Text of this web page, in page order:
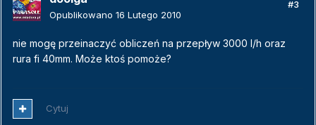
Opublikowano 16 Lutego 2010
#3
nie mogę przeinaczyć obliczeń na przepływ 3000 l/h oraz
rura fi 40mm. Może ktoś pomoże?
Cytuj